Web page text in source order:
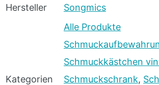
Hersteller
Songmics
Kategorien
Alle Produkte
Schmuckkästchen
Schmuckschrank,